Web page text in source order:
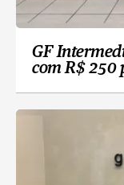
GF
com R$ 250